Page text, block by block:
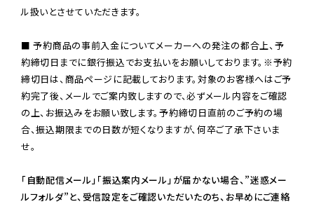
ル扱いとさせていただきます。
■ 予約商品の事前入金についてメーカーへの発注の都合上、予
約締切日までに銀行振込でお支払いをお願いしております。※予約
締切日は、商品ページに記載しております。対象のお客様へはご予
約完了後、メールでご案内致しますので、必ずメール内容をご確認
の上、お振込みをお願い致します。予約締切日直前のご予約の場
合、振込期限までの日数が短くなりますが、何卒ご了承下さいま
せ。
「自動配信メール」「振込案内メール」が届かない場合、”迷惑メー
ルフォルダ”と、受信設定をご確認いただいたのち、お早めにご連絡